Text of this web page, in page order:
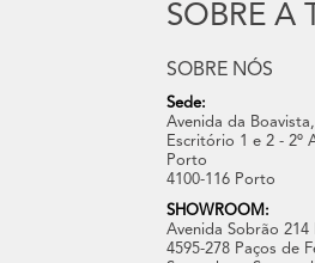
SOBRE A
SOBRE NÓS
Sede:
Avenida da
Escritório 1 e 2 - 2º
Porto
4100-116 Porto
SHOWROOM:
Avenida Sobrão 214
4595-278 Paços de